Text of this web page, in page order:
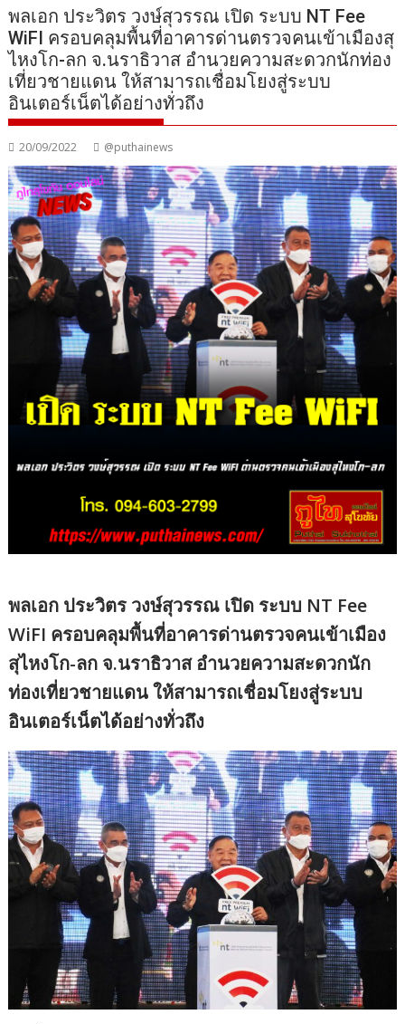
พลเอก ประวิตร วงษ์สุวรรณ เปิด ระบบ NT Fee
WiFI ครอบคลุมพื้นที่อาคารด่านตรวจคนเข้าเมืองสุ
ไหงโก-ลก จ.นราธิวาส อำนวยความสะดวกนักท่อง
เที่ยวชายแดน ให้สามารถเชื่อมโยงสู่ระบบ
อินเตอร์เน็ตได้อย่างทั่วถึง
20/09/2022 @puthainews
พลเอก ประวิตร วงษ์สุวรรณ เปิด ระบบ NT Fee
WiFI ครอบคลุมพื้นที่อาคารด่านตรวจคนเข้าเมือง
สุไหงโก-ลก จ.นราธิวาส อำนวยความสะดวกนัก
ท่องเที่ยวชายแดน ให้สามารถเชื่อมโยงสู่ระบบ
อินเตอร์เน็ตได้อย่างทั่วถึง